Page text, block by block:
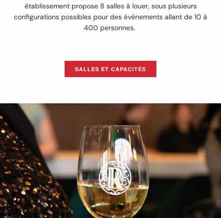
établissement propose 8 salles à louer, sous plusieurs
configurations possibles pour des événements allant de 10 à
400 personnes.
SALLES ET CAPACITÉS